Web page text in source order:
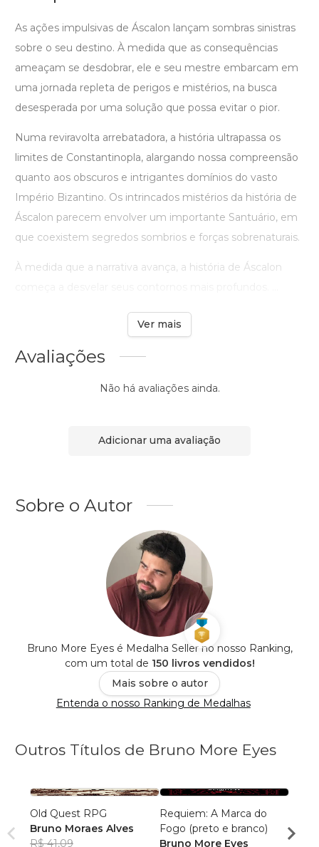
As ações impulsivas de Áscalon lançam sombras sinistras
sobre o seu destino. À medida que as consequências
ameaçam se desdobrar, ele e seu mestre embarcam em
uma jornada repleta de perigos e mistérios, na busca
desesperada por uma solução que possa evitar o pior.
Numa reviravolta arrebatadora, a história ultrapassa os
limites de Constantinopla, alargando nossa compreensão
quanto aos obscuros e intrigantes domínios do vasto
Império Bizantino. Os intrincados mistérios da história de
Áscalon parecem envolver um importante Santuário, em
que coexistem segredos sombrios e forças sobrenaturais.
À medida que a narrativa avança, a história de Áscalon
Ver mais
Avaliações
Não há avaliações ainda.
Adicionar uma avaliação
Sobre o Autor
Bruno More Eyes é Medalha Seller no nosso Ranking,
com um total de 150 livros vendidos!
Mais sobre o autor
Entenda o nosso Ranking de Medalhas
Outros Títulos de Bruno More Eyes
Old Quest RPG
Bruno Moraes Alves
R$ 41,09
Requiem: A Marca do
Fogo (preto e branco)
Bruno More Eyes
Fogo